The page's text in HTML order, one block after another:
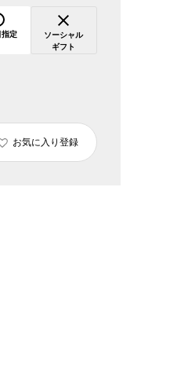
指定
ソーシャル
ギフト
お気に入り登録